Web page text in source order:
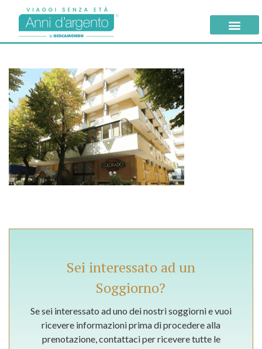
Sei interessato ad un
Soggiorno?
Se sei interessato ad uno dei nostri soggiorni e vuoi
ricevere informazioni prima di procedere alla
prenotazione, contattaci per ricevere tutte le